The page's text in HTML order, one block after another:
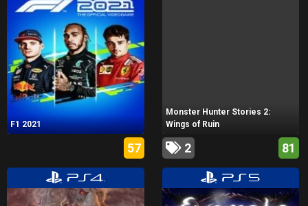
F1 2021
57
Monster Hunter Stories 2:
Wings of Ruin
2 81